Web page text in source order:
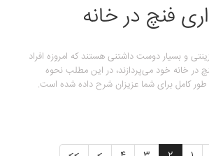
فنچ در خانه
و بسیار دوست داشتنی هستند که امروزه افراد
در خانه خود می‌پردازند، در این مطلب نحوه
طور کامل برای شما عزیزان شرح داده شده است.